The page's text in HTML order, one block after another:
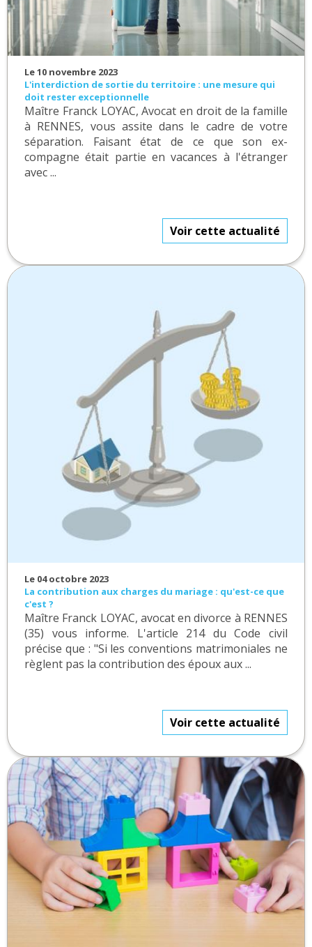
Le 10 novembre 2023
L'interdiction de sortie du territoire : une mesure qui
doit rester exceptionnelle
Maître Franck LOYAC, Avocat en droit de la famille
à RENNES, vous assite dans le cadre de votre
séparation. Faisant état de ce que son ex-
compagne était partie en vacances à l'étranger
avec ...
Voir cette actualité
Le 04 octobre 2023
La contribution aux charges du mariage : qu'est-ce que
c'est ?
Maître Franck LOYAC, avocat en divorce à RENNES
(35) vous informe. L'article 214 du Code civil
précise que : "Si les conventions matrimoniales ne
règlent pas la contribution des époux aux ...
Voir cette actualité